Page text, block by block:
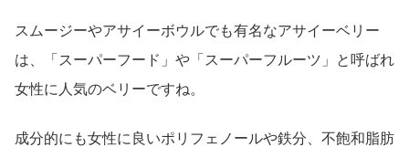
スムージーやアサイーボウルでも有名なアサイーベリー
は、「スーパーフード」や「スーパーフルーツ」と呼ばれ
女性に人気のベリーですね。
成分的にも女性に良いポリフェノールや鉄分、不飽和脂肪